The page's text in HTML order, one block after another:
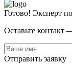
Готово! Эксперт
Оставьте контакт
Отправить заявку